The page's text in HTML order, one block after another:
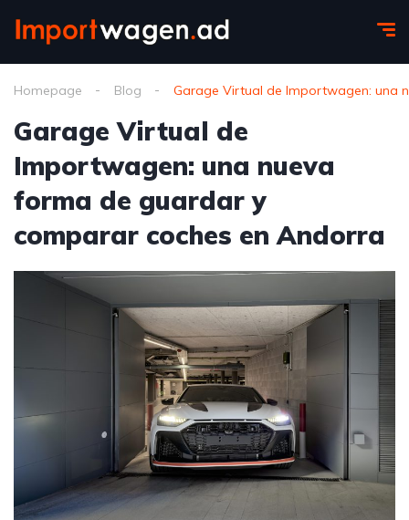
Homepage Blog Garage Virtual de Importwagen: una
Garage Virtual de
Importwagen: una nueva
forma de guardar y
comparar coches en Andorra